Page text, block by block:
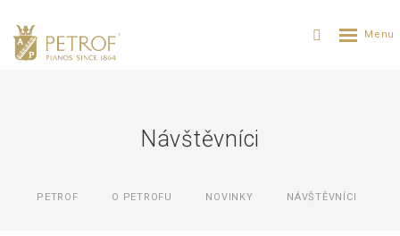
Návštěvníci
PETROF O PETROFU NOVINKY NÁVŠTĚVNÍCI